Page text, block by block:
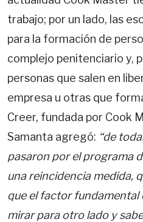
trabajo; por un lado, las
para la formación de
complejo penitenciario y,
personas que salen en
empresa u otras que
Creer, fundada por Cook
Samanta agregó: “de
pasaron por el programa
una reincidencia medida,
que el factor fundamental
mirar para otro lado y